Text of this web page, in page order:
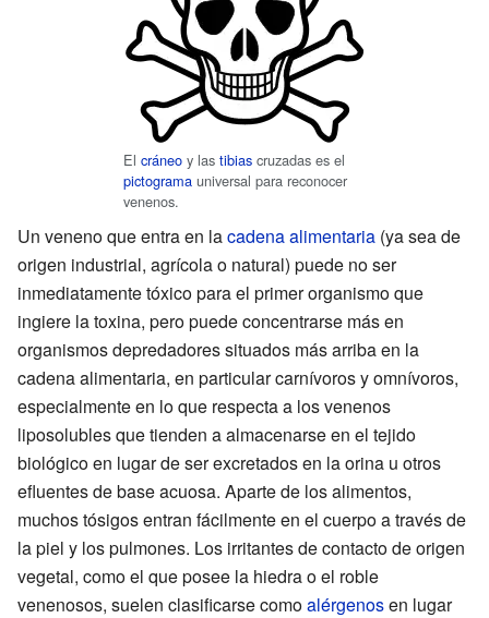
El cráneo y las tibias cruzadas es el
pictograma universal para reconocer
venenos.
Un veneno que entra en lacadena alimentaria (ya sea de
origen industrial, agrícola o natural) puede no ser
inmediatamente tóxico para el primer organismo que
ingiere la toxina, pero puede concentrarse más en
organismos depredadores situados más arriba en la
cadena alimentaria, en particular carnívoros y omnívoros,
especialmente en lo que respecta a los venenos
liposolubles que tienden a almacenarse en el tejido
biológico en lugar de ser excretados en la orina u otros
efluentes de base acuosa. Aparte de los alimentos,
muchos tósigos entran fácilmente en el cuerpo a través de
la piel y los pulmones. Los irritantes de contacto de origen
vegetal, como el que posee la hiedra o el roble
venenosos, suelen clasificarse comoalérgenosen lugar